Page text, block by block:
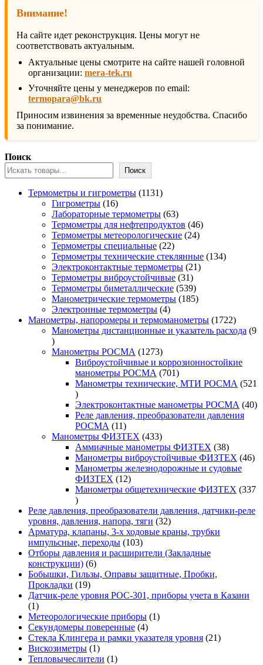
Внимание!
На сайте идет реконструкция. Цены могут не
соответствовать актуальным.
Актуальные цены смотрите на сайте нашей головной
организации: mera-tek.ru
Уточняйте цены у менеджеров по email:
termopara@bk.ru
Приносим извинения за временные неудобства. Спасибо
за понимание.
Поиск
Поиск
Термометры и гигрометры 11311131
Гигрометры 1616
товаров
Лабораторные термометры 6363
товара
Термометры для нефтепродуктов 4646
Термометры метеорологические 2424
Термометры специальные 2222
товара
Термометры технические стеклянные 134134
Электроконтактные термометры 2121
Термометры виброустойчивые 3131
товар
Термометры биметаллические 539539
товаров
Манометрические термометры 185185
Электронные термометры 44
товара
Манометры, напоромеры и термоманометры 17221722
товара
Манометры дистанционные и указатель расхода 9
9
товаров
Манометры РОСМА 12731273
товара
Виброустойчивые и коррозионностойкие
манометры РОСМА
701701
товар
Манометры технические, МТИ РОСМА
521
521
товар
Электроконтактные манометры РОСМА 4040
Реле давления, преобразователи давления
РОСМА
1111
товаров
Манометры ФИЗТЕХ 433433
товара
Аммиачные манометры ФИЗТЕХ 3838
товаров
Манометры виброустойчивые ФИЗТЕХ 4646
Манометры железнодорожные и судовые
ФИЗТЕХ
1212
товаров
Манометры общетехнические ФИЗТЕХ 337
337
товаров
Реле давления, преобразователи давления, датчики-реле
уровня, давления, напора, тяги 3232
товара
Арматура, клапаны, 3-х ходовые краны, трубки
импульсные, переходы 103103
товара
Отборы давления и расширители (Закладные
конструкции) 66
товаров
Бобышки, Гильзы, Оправы защитные, Пробки,
Прокладки
1919
товаров
Датчик-реле уровня РОС-301, приборы учета в Казани
11
товар
Метеорологические приборы 11
Секундомеры поверенные 44
товара
Стекла Клингера и рамки указателя уровня 2121
Вискозиметры 11
товар
Тепловычеслители 11